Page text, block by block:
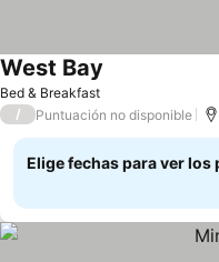
Bed & Breakfast
West Bay
/ Puntuación no disponible
Elige fechas para ver los